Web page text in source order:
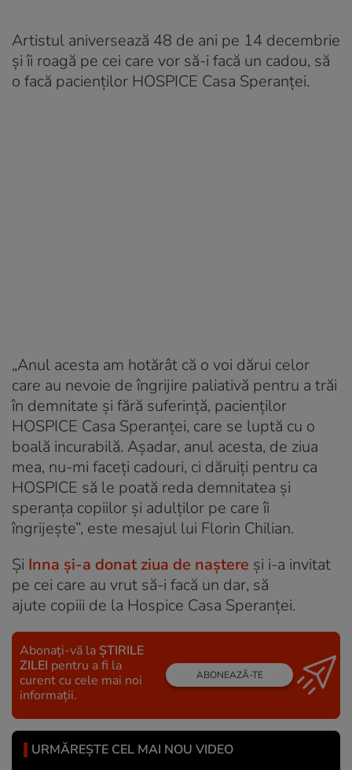
Artistul aniversează 48 de ani pe 14 decembrie
și îi roagă pe cei care vor să-i facă un cadou, să
o facă pacienților HOSPICE Casa Speranței.
„Anul acesta am hotărât că o voi dărui celor
care au nevoie de îngrijire paliativă pentru a trăi
în demnitate și fără suferință, pacienților
HOSPICE Casa Speranței, care se luptă cu o
boală incurabilă. Așadar, anul acesta, de ziua
mea, nu-mi faceți cadouri, ci dăruiți pentru ca
HOSPICE să le poată reda demnitatea și
speranța copiilor și adulților pe care îi
îngrijește”, este mesajul lui Florin Chilian.
Și Inna și-a donat ziua de naștere și i-a invitat
pe cei care au vrut să-i facă un dar, să
ajute copiii de la Hospice Casa Speranței.
Abonați-vă la ȘTIRILE
ZILEI pentru a fi la
curent cu cele mai noi
informații.
ABONEAZĂ-TE
URMĂREȘTE CEL MAI NOU VIDEO